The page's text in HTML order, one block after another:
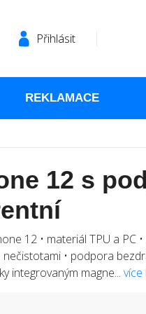
Přihlásit
REKLAMACE
12 s
12 • materiál TPU a PC
• podpora
integrovaným magne...